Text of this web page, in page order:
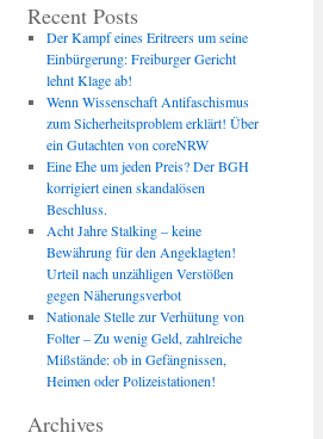
Recent Posts
Der Kampf eines Eritreers um seine
Einbürgerung: Freiburger Gericht
lehnt Klage ab!
Wenn Wissenschaft Antifaschismus
zum Sicherheitsproblem erklärt! Über
ein Gutachten von coreNRW
Eine Ehe um jeden Preis? Der BGH
korrigiert einen skandalösen
Beschluss.
Acht Jahre Stalking – keine
Bewährung für den Angeklagten!
Urteil nach unzähligen Verstößen
gegen Näherungsverbot
Nationale Stelle zur Verhütung von
Folter – Zu wenig Geld, zahlreiche
Mißstände: ob in Gefängnissen,
Heimen oder Polizeistationen!
Archives